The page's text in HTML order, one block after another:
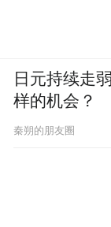
日元持续走
样的机会？
秦朔的朋友圈